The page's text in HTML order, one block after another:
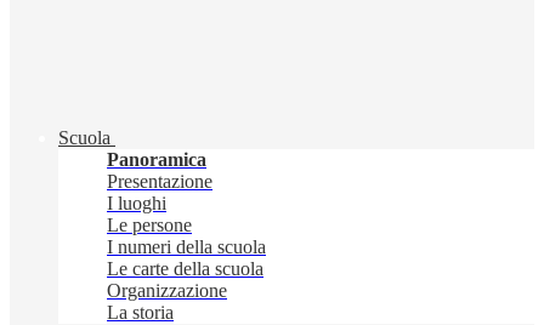
Scuola
Panoramica
Presentazione
I luoghi
Le persone
I numeri della scuola
Le carte della scuola
Organizzazione
La storia